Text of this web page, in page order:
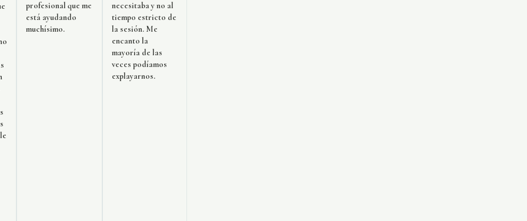
profesional que me
está ayudando
muchísimo.
necesitaba y no al
tiempo estricto de
la sesión. Me
encanto la
mayoría de las
veces podíamos
explayarnos.